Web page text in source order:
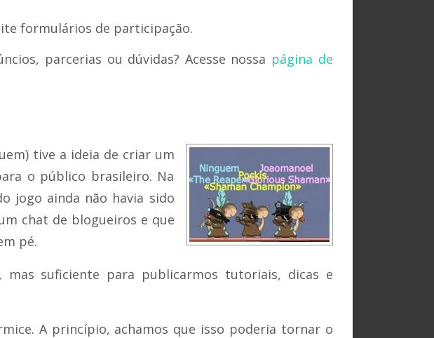
formulários de participação.
parcerias ou dúvidas? Acesse nossa página de
tive a ideia de criar um
o público brasileiro. Na
jogo ainda não havia sido
chat de blogueiros e que
pé.
suficiente para publicarmos tutoriais, dicas e
A princípio, achamos que isso poderia tornar o